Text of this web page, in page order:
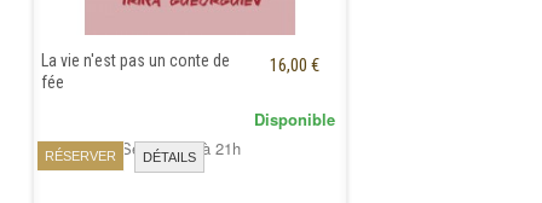
La vie n'est pas un conte de
fée
16,00 €
RÉSERVER DÉTAILS
Disponible
Samedi 26 Septembre à 21h